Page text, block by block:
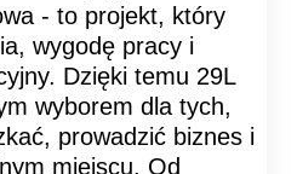
- to projekt, który
wygodę pracy i
Dzięki temu 29L
wyborem dla tych,
prowadzić biznes i
miejscu. Od